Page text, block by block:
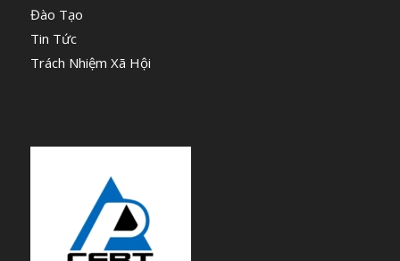
Đào Tạo
Tin Tức
Trách Nhiệm Xã Hội